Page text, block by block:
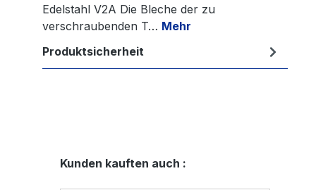
Edelstahl V2A Die Bleche der zu
verschraubenden T… Mehr
Produktsicherheit
Produktgalerie überspringen
Kunden kauften auch :